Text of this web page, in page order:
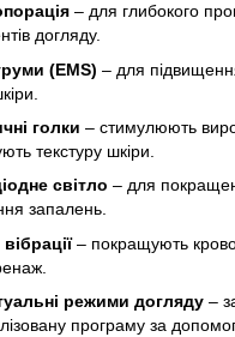
– для глибокого
догляду.
(EMS) – для
голки – стимулюють
текстуру шкіри.
світло – для
запалень.
– покращують
режими догляду –
програму за